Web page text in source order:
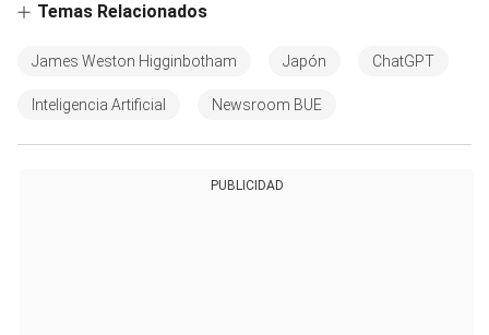
Temas Relacionados
James Weston Higginbotham Japón ChatGPT
Inteligencia Artificial Newsroom BUE
PUBLICIDAD